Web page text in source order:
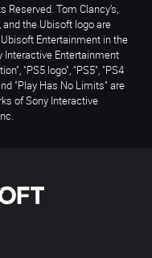
Tom Clancy’s,
and the Ubisoft logo are
Entertainment in the
Interactive Entertainment
"PS5 logo", "PS5", "PS4
"Play Has No Limits" are
of Sony Interactive